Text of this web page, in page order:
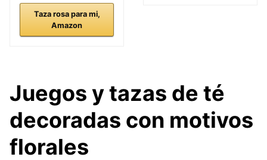
Taza rosa para mi,
Amazon
Juegos y tazas de té
decoradas con motivos
florales